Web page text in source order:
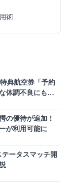
術
典航空券「予約
体調不良にも対
の優待が追加！
が利用可能に
テータスマッチ開